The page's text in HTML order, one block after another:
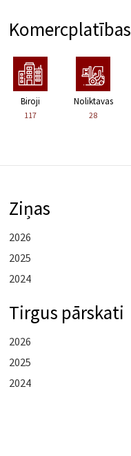
Komercplatības
Biroji
117
Noliktavas
28
Ziņas
2026
2025
2024
Tirgus pārskati
2026
2025
2024